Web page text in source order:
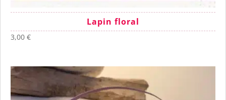
Lapin floral
3,00 €